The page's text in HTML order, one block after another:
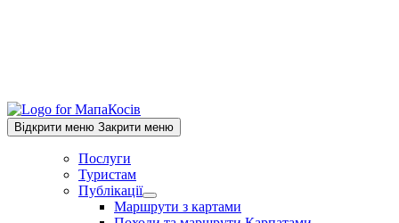
Відкрити меню Закрити меню
Послуги
Туристам
Публікації
Show
sub
Маршрути з картами